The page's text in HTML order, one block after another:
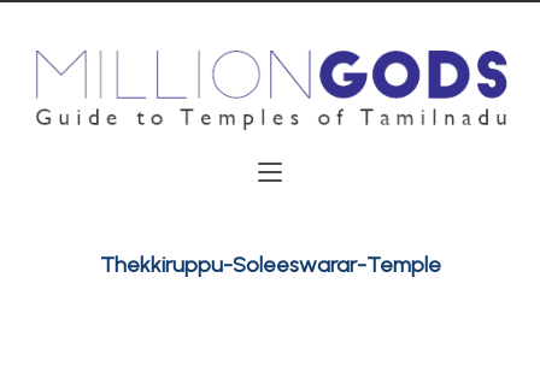
Thekkiruppu-Soleeswarar-Temple